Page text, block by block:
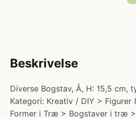
Beskrivelse
Diverse Bogstav, Å, H: 15,5 cm,
Kategori: Kreativ / DIY > Figurer
Former i Træ > Bogstaver i træ